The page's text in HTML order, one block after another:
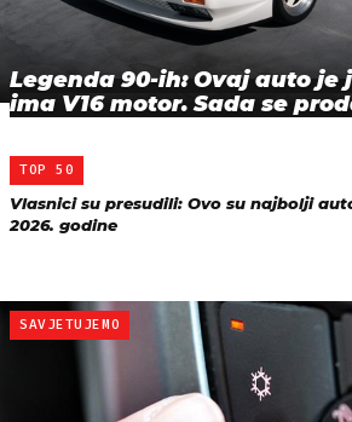
Legenda 90-ih: Ovaj auto je
ima V16 motor. Sada se
TOP 50
Vlasnici su presudili: Ovo su najbolji
2026. godine
SAVJETUJEMO